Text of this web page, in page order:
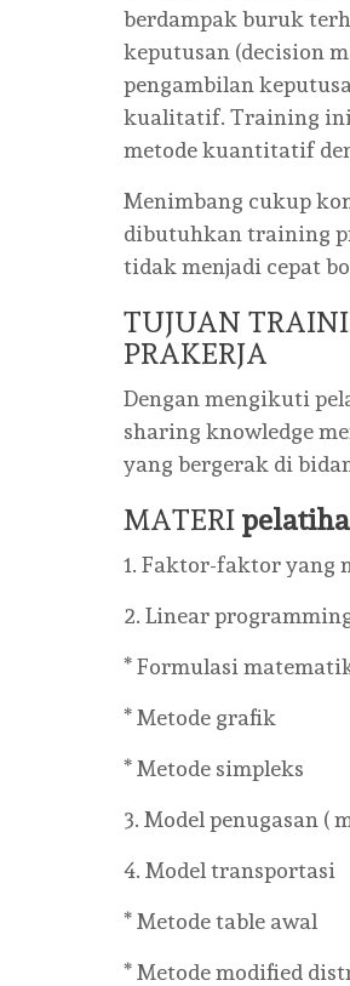
berdampak buruk
keputusan (decision
pengambilan
kualitatif. Training ini
metode kuantitatif
Menimbang cukup
dibutuhkan training
tidak menjadi cepat
TUJUAN
PRAKERJA
Dengan mengikuti
sharing knowledge
yang bergerak di
MATERI
1. Faktor-faktor yang
2. Linear
* Formulasi
* Metode grafik
* Metode simpleks
3. Model penugasan (
4. Model transportasi
* Metode table awal
* Metode modified